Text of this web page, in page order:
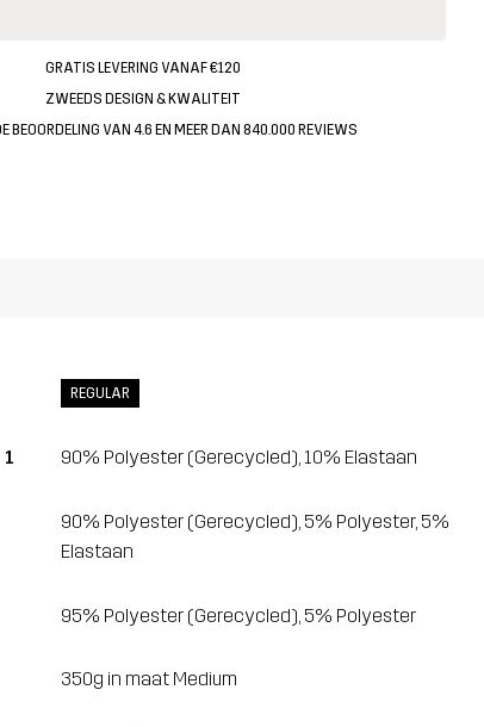
GRATIS LEVERING VANAF €120
ZWEEDS DESIGN & KWALITEIT
BEOORDELING VAN 4.6 EN MEER DAN 840.000 REVIEWS
REGULAR
90% Polyester (Gerecycled), 10% Elastaan
90% Polyester (Gerecycled), 5% Polyester, 5%
Elastaan
95% Polyester (Gerecycled), 5% Polyester
350g in maat Medium